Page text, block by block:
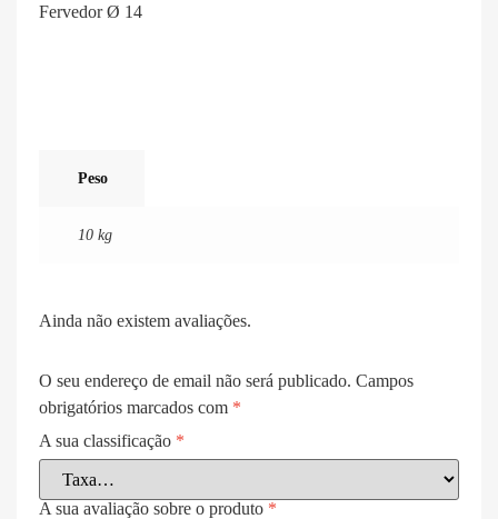
Fervedor Ø 14
Peso
10 kg
Ainda não existem avaliações.
O seu endereço de email não será publicado. Campos
obrigatórios marcados com *
A sua classificação *
A sua avaliação sobre o produto *